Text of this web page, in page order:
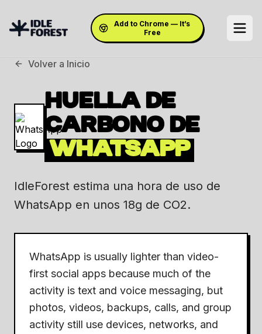
Add to Chrome — It’s
Free
Volver a Inicio
HUELLA DE
CARBONO DE
WHATSAPP
IdleForest estima una hora de uso de
WhatsApp en unos 18g de CO2.
WhatsApp is usually lighter than video-
first social apps because much of the
activity is text and voice messaging, but
photos, videos, backups, calls, and group
activity still use devices, networks, and